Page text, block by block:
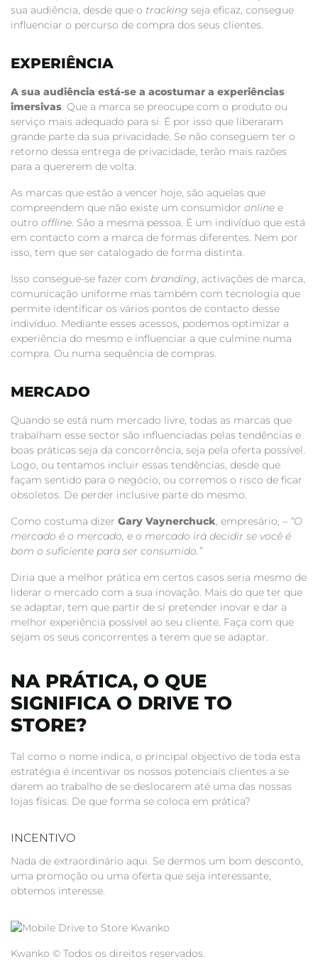
sua audiência, desde que o tracking seja eficaz, consegue
influenciar o percurso de compra dos seus clientes.
EXPERIÊNCIA
A sua audiência está-se a acostumar a experiências
imersivas. Que a marca se preocupe com o produto ou
serviço mais adequado para si. É por isso que liberaram
grande parte da sua privacidade. Se não conseguem ter o
retorno dessa entrega de privacidade, terão mais razões
para a quererem de volta.
As marcas que estão a vencer hoje, são aquelas que
compreendem que não existe um consumidor online e
outro offline. São a mesma pessoa. É um indivíduo que está
em contacto com a marca de formas diferentes. Nem por
isso, tem que ser catalogado de forma distinta.
Isso consegue-se fazer com branding, activações de marca,
comunicação uniforme mas também com tecnologia que
permite identificar os vários pontos de contacto desse
indivíduo. Mediante esses acessos, podemos optimizar a
experiência do mesmo e influenciar a que culmine numa
compra. Ou numa sequência de compras.
MERCADO
Quando se está num mercado livre, todas as marcas que
trabalham esse sector são influenciadas pelas tendências e
boas práticas seja da concorrência, seja pela oferta possível.
Logo, ou tentamos incluir essas tendências, desde que
façam sentido para o negócio, ou corremos o risco de ficar
obsoletos. De perder inclusive parte do mesmo.
Como costuma dizer Gary Vaynerchuck, empresário, – “O
mercado é o mercado, e o mercado irá decidir se você é
bom o suficiente para ser consumido.”
Diria que a melhor prática em certos casos seria mesmo de
liderar o mercado com a sua inovação. Mais do que ter que
se adaptar, tem que partir de si pretender inovar e dar a
melhor experiência possível ao seu cliente. Faça com que
sejam os seus concorrentes a terem que se adaptar.
NA PRÁTICA, O QUE
SIGNIFICA O DRIVE TO
STORE?
Tal como o nome indica, o principal objectivo de toda esta
estratégia é incentivar os nossos potenciais clientes a se
darem ao trabalho de se deslocarem até uma das nossas
lojas físicas. De que forma se coloca em prática?
INCENTIVO
Nada de extraordinário aqui. Se dermos um bom desconto,
uma promoção ou uma oferta que seja interessante,
obtemos interesse.
Kwanko © Todos os direitos reservados.